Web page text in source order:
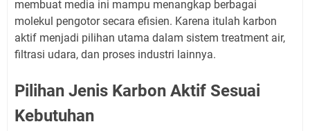
membuat media ini mampu menangkap berbagai
molekul pengotor secara efisien. Karena itulah karbon
aktif menjadi pilihan utama dalam sistem treatment air,
filtrasi udara, dan proses industri lainnya.
Pilihan Jenis Karbon Aktif Sesuai
Kebutuhan